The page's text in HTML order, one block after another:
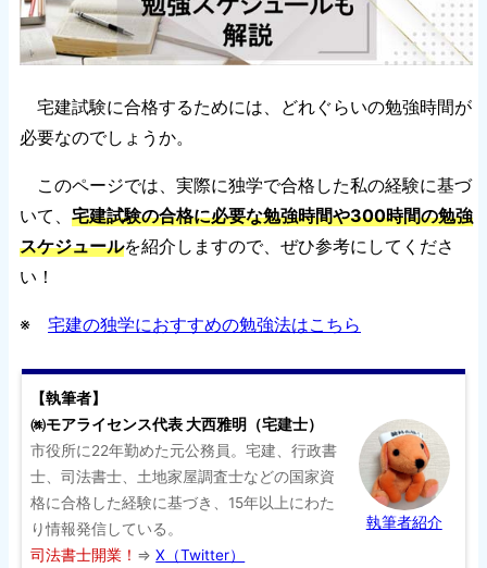
宅建試験に合格するためには、どれぐらいの勉強時間が
必要なのでしょうか。
このページでは、実際に独学で合格した私の経験に基づ
いて、 宅建試験の合格に必要な勉強時間や300時間の勉強
スケジュールを紹介しますので、ぜひ参考にしてくださ
い！
※ 宅建の独学におすすめの勉強法はこちら
【執筆者】
㈱モアライセンス代表 大西雅明（宅建士）
市役所に22年勤めた元公務員。宅建、行政書
士、司法書士、土地家屋調査士などの国家資
格に合格した経験に基づき、15年以上にわた
り情報発信している。
司法書士開業！ ⇒X（Twitter）
執筆者紹介